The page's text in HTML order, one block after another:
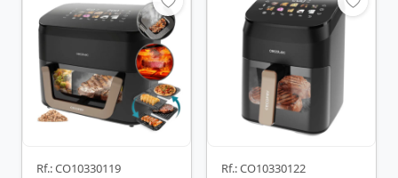
Rf.: CO10330119 Rf.: CO10330122